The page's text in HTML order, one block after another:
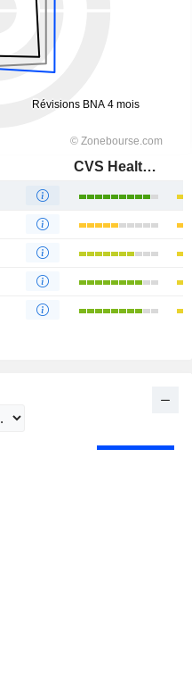
CVS Health Corporation